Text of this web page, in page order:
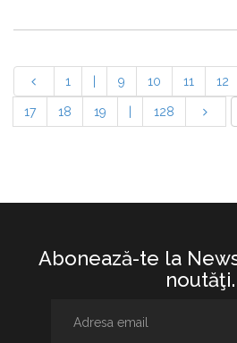
1 9 10 11 12
17 18 19 128
Abonează-te la
noutăţi.